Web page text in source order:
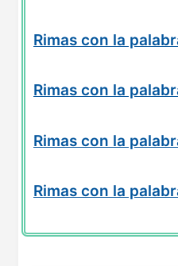
Rimas con la
Rimas con la
Rimas con la
Rimas con la